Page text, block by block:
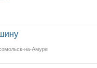
на-Амуре